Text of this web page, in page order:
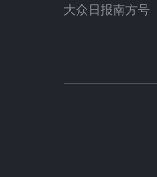
大众日报南方号